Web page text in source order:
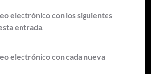
electrónico con los siguientes
entrada.
electrónico con cada nueva